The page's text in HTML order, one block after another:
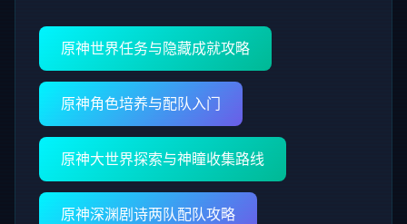
原神世界任务与隐藏成就攻略
原神角色培养与配队入门
原神大世界探索与神瞳收集路线
原神深渊剧诗两队配队攻略